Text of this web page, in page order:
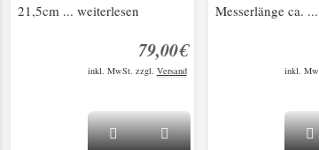
21,5cm ... weiterlesen
79,00€
inkl. MwSt. zzgl. Versand
Messerlänge ca.
inkl.